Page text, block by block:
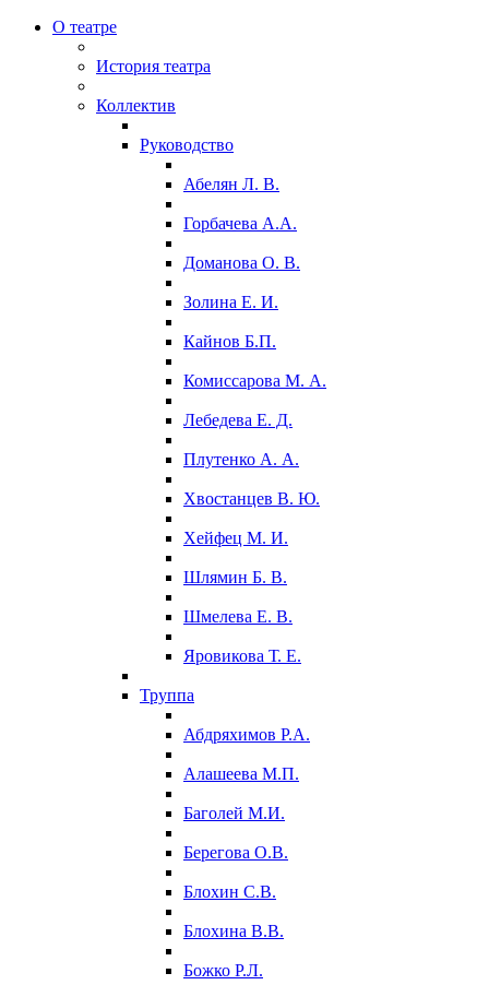
О театре
История театра
Коллектив
Руководство
Абелян Л. В.
Горбачева А.А.
Доманова О. В.
Золина Е. И.
Кайнов Б.П.
Комиссарова М. А.
Лебедева Е. Д.
Плутенко А. А.
Хвостанцев В. Ю.
Хейфец М. И.
Шлямин Б. В.
Шмелева Е. В.
Яровикова Т. Е.
Труппа
Абдряхимов Р.А.
Алашеева М.П.
Баголей М.И.
Берегова О.В.
Блохин С.В.
Блохина В.В.
Божко Р.Л.